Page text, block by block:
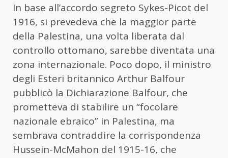
In base all’accordo segreto Sykes-Picot del
1916, si prevedeva che la maggior parte
della Palestina, una volta liberata dal
controllo ottomano, sarebbe diventata una
zona internazionale. Poco dopo, il ministro
degli Esteri britannico Arthur Balfour
pubblicò la Dichiarazione Balfour, che
prometteva di stabilire un “focolare
nazionale ebraico” in Palestina, ma
sembrava contraddire la corrispondenza
Hussein-McMahon del 1915-16, che